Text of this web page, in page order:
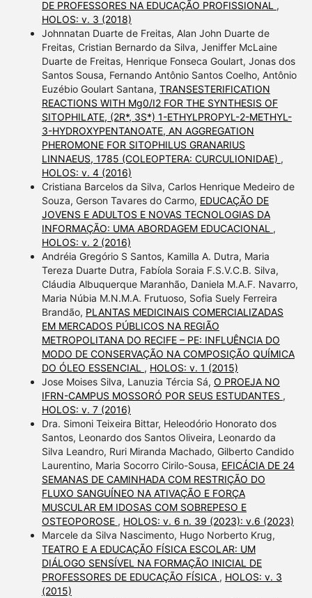
DE PROFESSORES NA EDUCAÇÃO PROFISSIONAL ,
HOLOS: v. 3 (2018)
Johnnatan Duarte de Freitas, Alan John Duarte de
Freitas, Cristian Bernardo da Silva, Jeniffer McLaine
Duarte de Freitas, Henrique Fonseca Goulart, Jonas dos
Santos Sousa, Fernando Antônio Santos Coelho, Antônio
Euzébio Goulart Santana, TRANSESTERIFICATION
REACTIONS WITH Mg0/I2 FOR THE SYNTHESIS OF
SITOPHILATE, (2R*, 3S*) 1-ETHYLPROPYL-2-METHYL-
3-HYDROXYPENTANOATE, AN AGGREGATION
PHEROMONE FOR SITOPHILUS GRANARIUS
LINNAEUS, 1785 (COLEOPTERA: CURCULIONIDAE) ,
HOLOS: v. 4 (2016)
Cristiana Barcelos da Silva, Carlos Henrique Medeiro de
Souza, Gerson Tavares do Carmo, EDUCAÇÃO DE
JOVENS E ADULTOS E NOVAS TECNOLOGIAS DA
INFORMAÇÃO: UMA ABORDAGEM EDUCACIONAL ,
HOLOS: v. 2 (2016)
Andréia Gregório S Santos, Kamilla A. Dutra, Maria
Tereza Duarte Dutra, Fabíola Soraia F.S.V.C.B. Silva,
Cláudia Albuquerque Maranhão, Daniela M.A.F. Navarro,
Maria Núbia M.N.M.A. Frutuoso, Sofia Suely Ferreira
Brandão, PLANTAS MEDICINAIS COMERCIALIZADAS
EM MERCADOS PÚBLICOS NA REGIÃO
METROPOLITANA DO RECIFE – PE: INFLUÊNCIA DO
MODO DE CONSERVAÇÃO NA COMPOSIÇÃO QUÍMICA
DO ÓLEO ESSENCIAL , HOLOS: v. 1 (2015)
Jose Moises Silva, Lanuzia Tércia Sá, O PROEJA NO
IFRN-CAMPUS MOSSORÓ POR SEUS ESTUDANTES ,
HOLOS: v. 7 (2016)
Dra. Simoni Teixeira Bittar, Heleodório Honorato dos
Santos, Leonardo dos Santos Oliveira, Leonardo da
Silva Leandro, Ruri Miranda Machado, Gilberto Candido
Laurentino, Maria Socorro Cirilo-Sousa, EFICÁCIA DE 24
SEMANAS DE CAMINHADA COM RESTRIÇÃO DO
FLUXO SANGUÍNEO NA ATIVAÇÃO E FORÇA
MUSCULAR EM IDOSAS COM SOBREPESO E
OSTEOPOROSE , HOLOS: v. 6 n. 39 (2023): v.6 (2023)
Marcele da Silva Nascimento, Hugo Norberto Krug,
TEATRO E A EDUCAÇÃO FÍSICA ESCOLAR: UM
DIÁLOGO SENSÍVEL NA FORMAÇÃO INICIAL DE
PROFESSORES DE EDUCAÇÃO FÍSICA , HOLOS: v. 3
(2015)